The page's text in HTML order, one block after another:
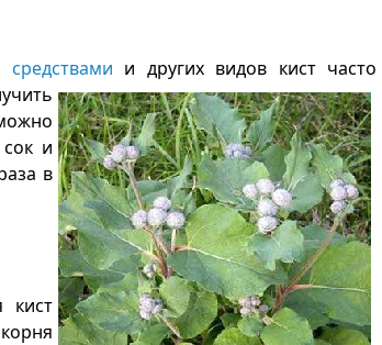
и других видов кист часто
и
в
кист